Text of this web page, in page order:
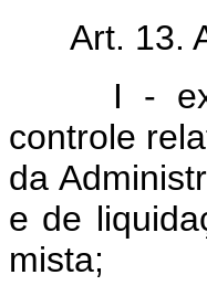
Art. 13.
I -
controle
da
e de
mista;